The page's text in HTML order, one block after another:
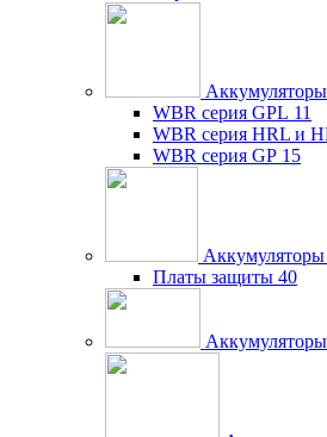
WBR серия GPL 11
WBR серия HRL и
WBR серия GP 15
Платы защиты 40